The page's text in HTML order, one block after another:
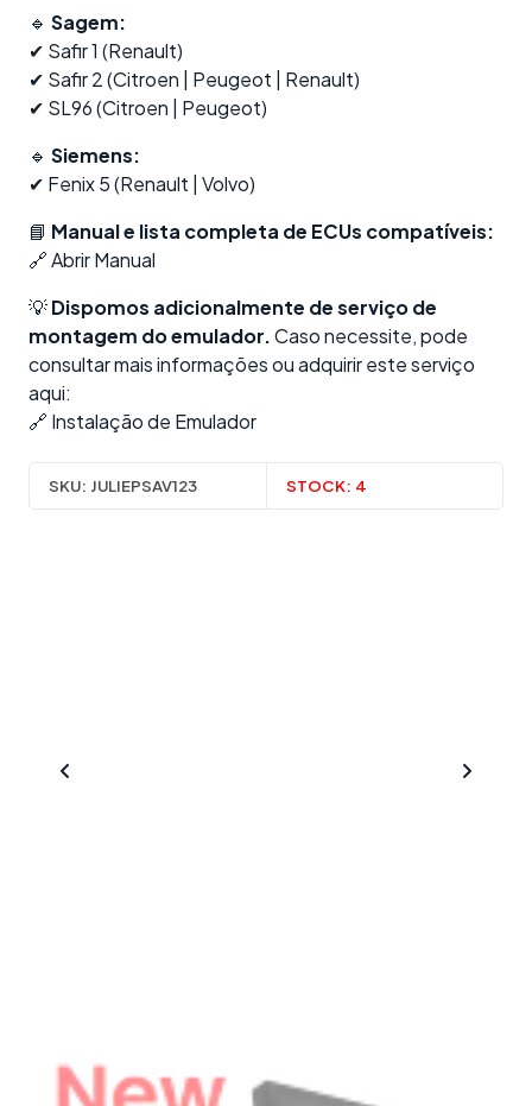
🔹 Sagem:
✔ Safir 1 (Renault)
✔ Safir 2 (Citroen | Peugeot | Renault)
✔ SL96 (Citroen | Peugeot)
🔹 Siemens:
✔ Fenix 5 (Renault | Volvo)
📘 Manual e lista completa de ECUs compatíveis:
🔗Abrir Manual
💡Dispomos adicionalmente de serviço de
montagem do emulador.Caso necessite, pode
consultar mais informações ou adquirir este serviço
aqui:
🔗 Instalação de Emulador
SKU: JULIEPSAV123 STOCK: 4